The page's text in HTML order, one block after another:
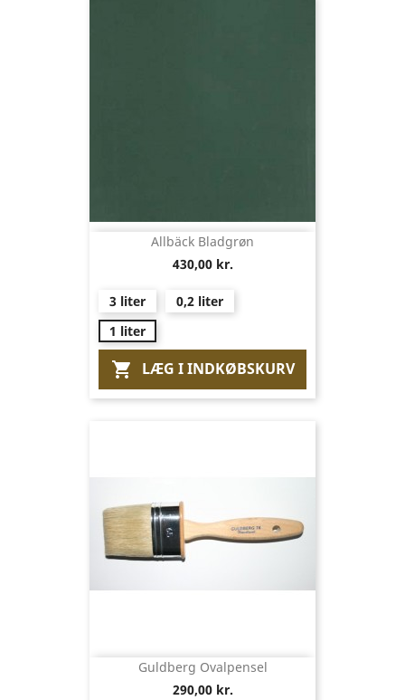
Allbäck Bladgrøn
430,00 kr.
3 liter
0,2 liter
1 liter
 LÆG I INDKØBSKURV
Guldberg Ovalpensel
290,00 kr.